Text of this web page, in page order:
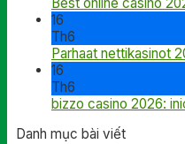
16
Th6
Parhaat nettikasinot
16
Th6
bizzo casino 2026:
Danh mục bài viết